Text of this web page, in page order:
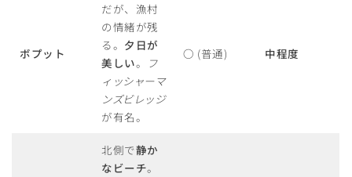
ボプット
だが、漁村
の情緒が残
る。 夕日が
美しい。 フ
ィッシャーマ
ンズビレッジ
が有名。
○ (普通) 中程度
北側で静か
なビーチ。